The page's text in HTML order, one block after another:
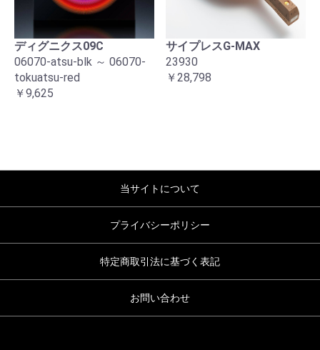
ディグニクス09C
06070-atsu-blk ～ 06070-
tokuatsu-red
￥9,625
サイプレスG-MAX
23930
￥28,798
当サイトについて
プライバシーポリシー
特定商取引法に基づく表記
お問い合わせ